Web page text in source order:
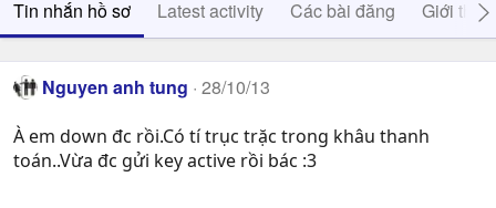
Tin nhắn hồ sơ Latest activity Các bài đăng Giới thiệu
Nguyen anh tung 28/10/13
À em down đc rồi.Có tí trục trặc trong khâu thanh
toán..Vừa đc gửi key active rồi bác :3